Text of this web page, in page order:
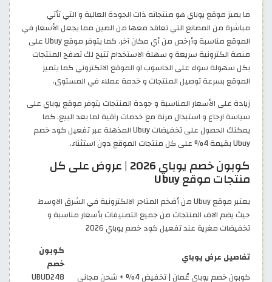
ما يميز موقع يوباي هو منتجاته ذات الجودة العالية و التي تأتي
مباشرة من المصانع التي تعاقد معها من الصين مما يجعل الأسعار في
الموقع مناسبة وأرخص من أي مكان آخر. كما يتوفر موقع Ubuy على
منصة الكترونية سريعة و سهلة الاستخدام تتيح لك تصفح المنتجات
بكل سهولة سواء على الحاسوب او الموقع الالكتروني كما يتميز
الموقع بسرعة توصيل المنتجات و خدمة عملاء في المستوى.
زيادة على الأسعار المناسبة و جودة المنتجات يتوفر موقع يوباي على
سياسة ارجاع و استبدال مرنة مع خدمات راقية لما بعد البيع. كما
يمكنك الحصول على تخفيضات Ubuy المذهلة عبر تفعيل كود خصم
Ubuy بقيمة 4% على كل منتجات الموقع دون استثناء.
كوبون خصم يوباي 2026 | عروض على كل
منتجات موقع Ubuy
يعتبر موقع Ubuy من أضخم المتاجر الالكترونية في الشرق الاوسط
حيث يضم الاف المنتجات من جميع التصنيفات بأسعار مناسبة و
تخفيضات مغرية عند تفعيل كود خصم يوباي 2026
تفاصيل عرض يوباي
كوبون
خصم
كوبون خصم يوباي عُمان | تخفيض 4% + شحن مجاني
UBUD248